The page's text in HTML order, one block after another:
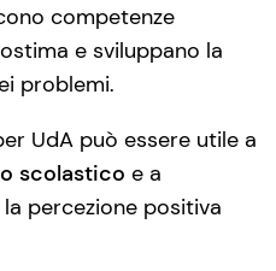
competenze
e sviluppano la
problemi.
UdA può essere utile a
scolastico e a
percezione positiva